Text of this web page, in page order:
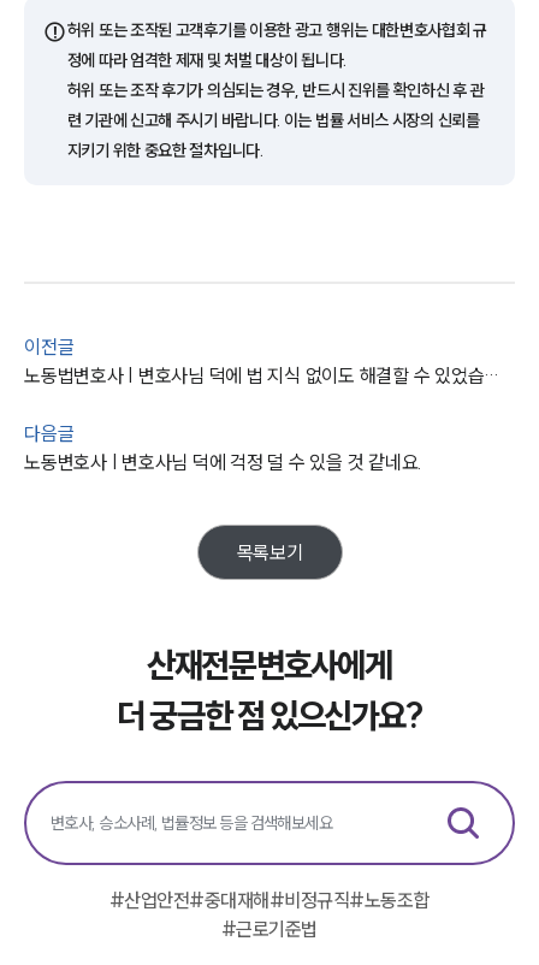
업무분야
노동산재그룹 업무
전체
법률 블로그
법률서식
세미나
대륜법률상담예약
⚠️허위 또는 조작된 고객후기를 이용한 광고 행위는 대한변호사협회 규
정에 따라 엄격한 제재 및 처벌 대상이 됩니다.
허위 또는 조작 후기가 의심되는 경우, 반드시 진위를 확인하신 후 관
련 기관에 신고해 주시기 바랍니다. 이는 법률 서비스 시장의 신뢰를
지키기 위한 중요한 절차입니다.
이전글
노동법변호사 | 변호사님 덕에 법 지식 없이도 해결할 수 있었습니다.
다음글
노동변호사 | 변호사님 덕에 걱정 덜 수 있을 것 같네요.
목록보기
산재전문변호사에게
더 궁금한 점 있으신가요?
#산업안전#중대재해 #비정규직#노동조합
#근로기준법